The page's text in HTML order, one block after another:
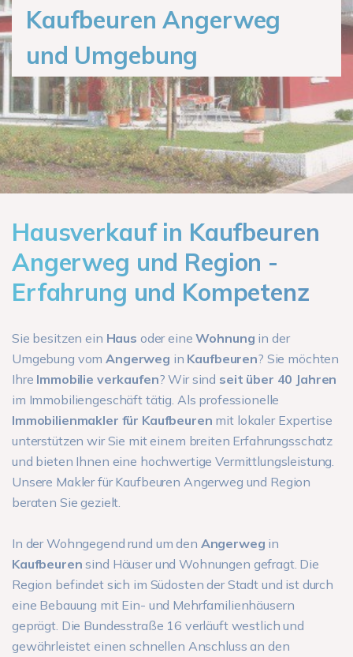
Kaufbeuren Angerweg
und Umgebung
Hausverkauf in Kaufbeuren
Angerweg und Region -
Erfahrung und Kompetenz
Sie besitzen ein Haus oder eineWohnung in der
Umgebung vomAngerweg in Kaufbeuren? Sie möchten
Ihre Immobilie verkaufen? Wir sind seit über 40 Jahren
im Immobiliengeschäft tätig. Als professionelle
Immobilienmakler für Kaufbeuren mit lokaler Expertise
unterstützen wir Sie mit einem breiten Erfahrungsschatz
und bieten Ihnen eine hochwertige Vermittlungsleistung.
Unsere Makler für Kaufbeuren Angerweg und Region
beraten Sie gezielt.
In der Wohngegend rund um den Angerweg in
Kaufbeurensind Häuser und Wohnungen gefragt. Die
Region befindet sich im Südosten der Stadt und ist durch
eine Bebauung mit Ein- und Mehrfamilienhäusern
geprägt. Die Bundesstraße 16 verläuft westlich und
gewährleistet einen schnellen Anschluss an den